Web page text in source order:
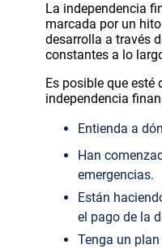
La independencia
marcada por un
desarrolla a través
constantes a lo
Es posible que esté
independencia
Entienda a
Han
emergencias.
Están
el pago de la
Tenga un